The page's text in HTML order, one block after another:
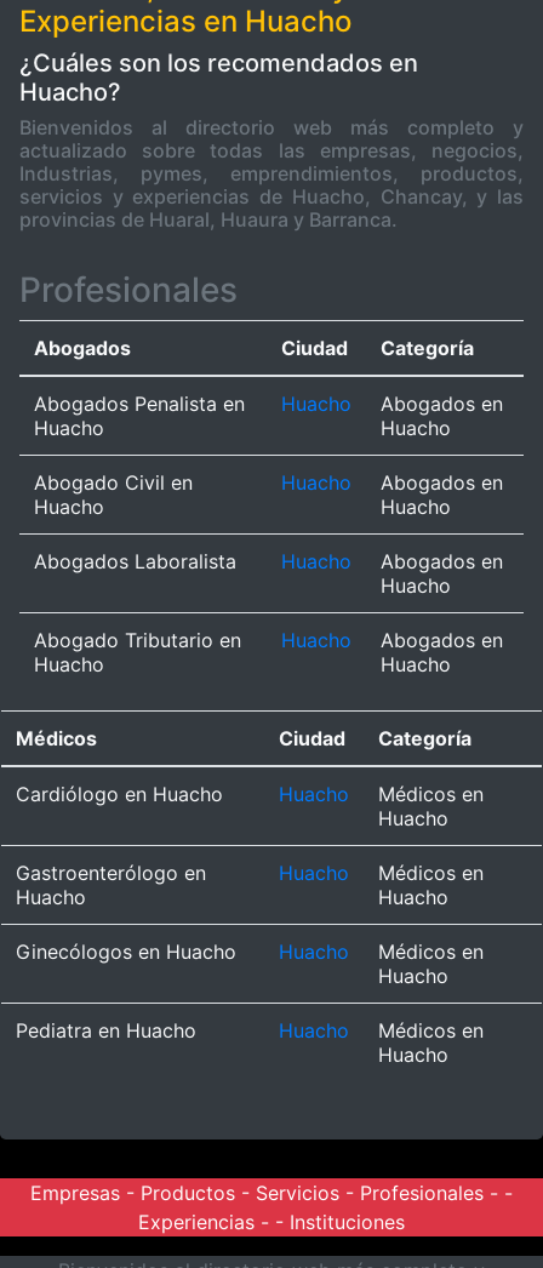
Experiencias en Huacho
¿Cuáles son los recomendados en
Huacho?
Bienvenidos al directorio web más completo y
actualizado sobre todas las empresas, negocios,
Industrias, pymes, emprendimientos, productos,
servicios y experiencias de Huacho, Chancay, y las
provincias de Huaral, Huaura y Barranca.
Profesionales
Abogados Ciudad Categoría
Abogados Penalista en
Huacho
Huacho
Abogados en
Huacho
Abogado Civil en
Huacho
Huacho
Abogados en
Huacho
Abogados Laboralista Huacho
Abogados en
Huacho
Abogado Tributario en
Huacho
Huacho
Abogados en
Huacho
Médicos Ciudad Categoría
Cardiólogo en Huacho Huacho
Médicos en
Huacho
Gastroenterólogo en
Huacho
Huacho
Médicos en
Huacho
Ginecólogos en Huacho Huacho
Médicos en
Huacho
Pediatra en Huacho Huacho
Médicos en
Huacho
Empresas - Productos - Servicios - Profesionales - -
Experiencias - - Instituciones